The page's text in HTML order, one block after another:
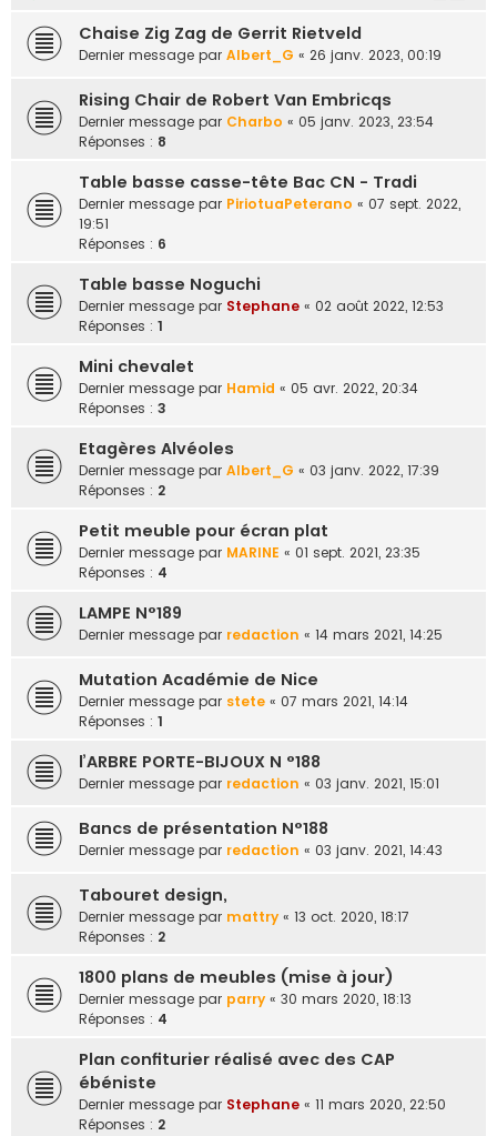
Chaise Zig Zag de Gerrit Rietveld
Dernier message par Albert_G « 26 janv. 2023, 00:19
Rising Chair de Robert Van Embricqs
Dernier message par Charbo « 05 janv. 2023, 23:54
Réponses : 8
Table basse casse-tête Bac CN - Tradi
Dernier message par PiriotuaPeterano « 07 sept. 2022,
19:51
Réponses : 6
Table basse Noguchi
Dernier message par Stephane « 02 août 2022, 12:53
Réponses : 1
Mini chevalet
Dernier message par Hamid « 05 avr. 2022, 20:34
Réponses : 3
Etagères Alvéoles
Dernier message par Albert_G « 03 janv. 2022, 17:39
Réponses : 2
Petit meuble pour écran plat
Dernier message par MARINE « 01 sept. 2021, 23:35
Réponses : 4
LAMPE N°189
Dernier message par redaction « 14 mars 2021, 14:25
Mutation Académie de Nice
Dernier message par stete « 07 mars 2021, 14:14
Réponses : 1
l’ARBRE PORTE-BIJOUX N °188
Dernier message par redaction « 03 janv. 2021, 15:01
Bancs de présentation N°188
Dernier message par redaction « 03 janv. 2021, 14:43
Tabouret design,
Dernier message par mattry « 13 oct. 2020, 18:17
Réponses : 2
1800 plans de meubles (mise à jour)
Dernier message par parry « 30 mars 2020, 18:13
Réponses : 4
Plan confiturier réalisé avec des CAP
ébéniste
Dernier message par Stephane « 11 mars 2020, 22:50
Réponses : 2